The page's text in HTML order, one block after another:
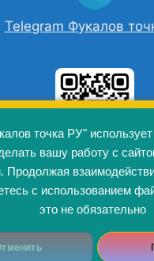
точка РУ"
вашу работу с
Продолжая
с использованием
это не обязательно
Telegram Фукалов
точка РУ•